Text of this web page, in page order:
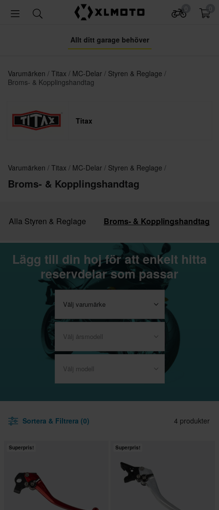
Allt ditt garage behöver
Varumärken Titax MC-Delar
Styren & Reglage
Broms- & Kopplingshandtag
Titax
Varumärken Titax MC-Delar Styren & Reglage
Broms- & Kopplingshandtag
Alla Styren & Reglage Broms- & Kopplingshandtag
Lägg till din hoj för att enkelt hitta
reservdelar som passar
Välj varumärke
Välj årsmodell
Välj modell
Sortera & Filtrera (0) 4 produkter
Superpris! Superpris!